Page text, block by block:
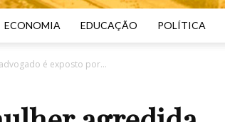
ECONOMIA EDUCAÇÃO POLÍTICA
é exposto por...